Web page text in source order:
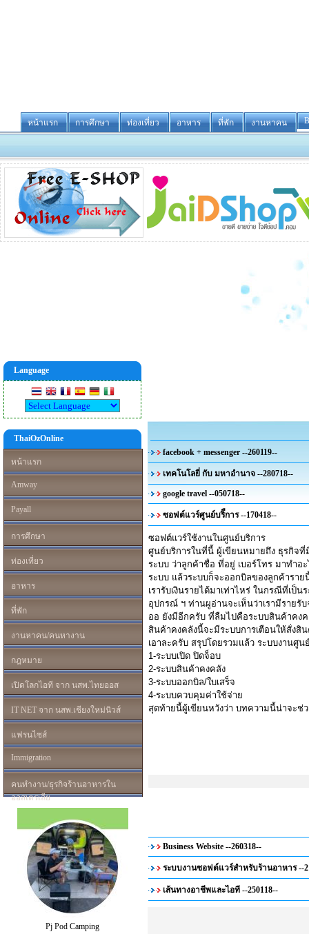
หน้าแรก การศึกษา ท่องเที่ยว อาหาร ที่พัก งานหาคน
Language
ThaiOzOnline
หน้าแรก
Amway
Payall
การศึกษา
ท่องเที่ยว
อาหาร
ที่พัก
งานหาคน/คนหางาน
กฎหมาย
เปิดโลกไอที จาก นสพ.ไทยออส
IT NET จาก นสพ.เชียงใหม่นิวส์
แฟรนไซส์
Immigration
คนทำงาน/ธุรกิจร้านอาหารใน
ออสเตรเลีย
Pj Pod Camping
facebook + messenger --260119--
เทคโนโลยี่ กับ มหาอำนาจ --280718--
google travel --050718--
ซอฟต์แวร์ศูนย์บริืการ --170418--
ซอฟต์แวร์ใช้งานในศูนย์บริการ
ศูนย์บริการในที่นี้ ผู้เขียนหมายถึง ธุรกิจที่
ระบบ ว่าลูกค้าชื่อ ที่อยู่ เบอร์โทร มาทำอ
ระบบ แล้วระบบก็จะออกบิลของลูกค้าราย
เรารับเงินรายได้มาเท่าไหร่ ในกรณีที่เป็
อุปกรณ์ ฯ ท่านผูอ่านจะเห็นว่าเรามีรายรับ
ออ ยังมีอีกครับ ที่ลืมไปคือระบบสินค้าคง
สินค้าคงคลังนี้จะมีระบบการเตือนให้สั่งสิ
เอาละครับ สรุปโดยรวมแล้ว ระบบงานศู
1-ระบบเปิด ปิดจ็อบ
2-ระบบสินค้าคงคลัง
3-ระบบออกบิล/ใบเสร็จ
4-ระบบควบคุมค่าใช้จ่าย
สุดท้ายนี้ผู้เขียนหวังว่า บทความนี้น่าจะช่
Business Website --260318--
ระบบงานซอฟต์แวร์สำหรับร้านอาหาร --
เส้นทางอาชีพและไอที --250118--